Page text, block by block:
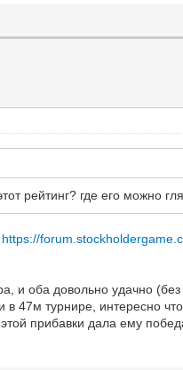
рейтинг? где его можно
https://
и оба довольно удачно
в 47м турнире, интересно
прибавки дала ему